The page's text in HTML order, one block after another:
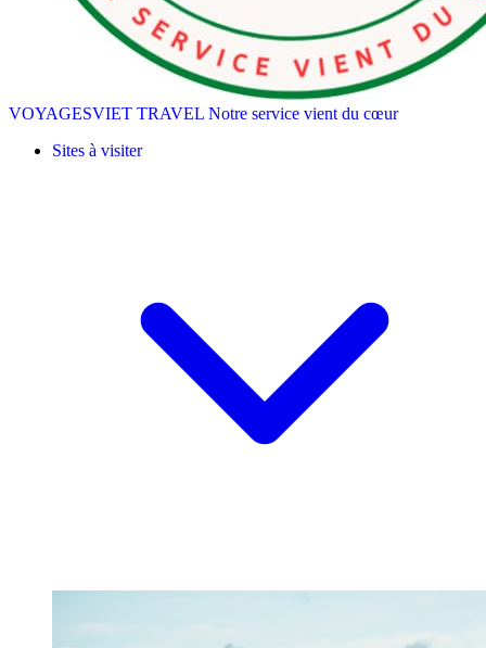
VOYAGESVIET TRAVEL Notre service vient du cœur
Sites à visiter